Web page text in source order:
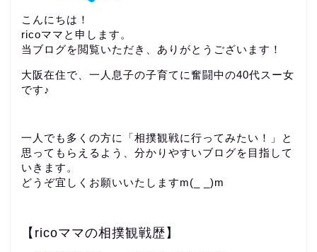
こんにちは！
ricoママと申します。
当ブログを閲覧いただき、ありがとうございます！
大阪在住で、一人息子の子育てに奮闘中の40代スー女
です♪
一人でも多くの方に「相撲観戦に行ってみたい！」と
思ってもらえるよう、分かりやすいブログを目指して
いきます。
どうぞ宜しくお願いいたしますm(_ _)m
【ricoママの相撲観戦歴】